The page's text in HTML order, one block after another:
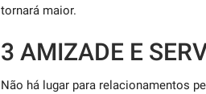
tornará maior.
3 AMIZADE E
Não há lugar para relacionamentos